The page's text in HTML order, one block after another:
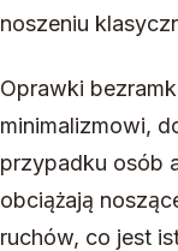
noszeniu
Oprawki
minimalizmowi,
przypadku osób
obciążają
ruchów, co jest